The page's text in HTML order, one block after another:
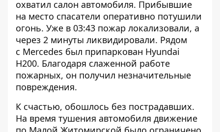
охватил салон автомобиля. Прибывшие
на место спасатели оперативно потушили
огонь. Уже в 03:43 пожар локализовали, а
через 2 минуты ликвидировали. Рядом
с Mercedes был припаркован Hyundai
H200. Благодаря слаженной работе
пожарных, он получил незначительные
повреждения.
К счастью, обошлось без пострадавших.
На время тушения автомобиля движение